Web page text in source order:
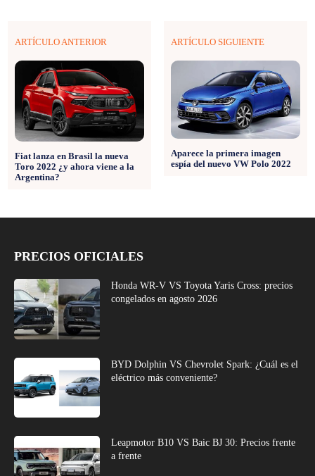
ARTÍCULO ANTERIOR
Fiat lanza en Brasil la nueva
Toro 2022 ¿y ahora viene a la
Argentina?
ARTÍCULO SIGUIENTE
Aparece la primera imagen
espía del nuevo VW Polo 2022
PRECIOS OFICIALES
Honda WR-V VS Toyota Yaris Cross: precios
congelados en agosto 2026
BYD Dolphin VS Chevrolet Spark: ¿Cuál es el
eléctrico más conveniente?
Leapmotor B10 VS Baic BJ 30: Precios frente
a frente